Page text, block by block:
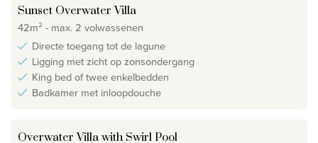
Sunset Overwater Villa
42m² - max. 2 volwassenen
Directe toegang tot de lagune
Ligging met zicht op zonsondergang
King bed of twee enkelbedden
Badkamer met inloopdouche
Overwater Villa with Swirl Pool